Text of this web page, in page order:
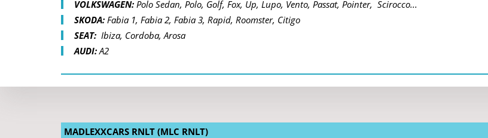
VOLKSWAGEN: Polo Sedan, Polo, Golf, Fox, Up, Lupo, Vento, Passat, Pointer,  Scirocco...
SKODA: Fabia 1, Fabia 2, Fabia 3, Rapid, Roomster, Citigo
SEAT: Ibiza, Cordoba, Arosa
AUDI: A2
MADLEXXCARS RNLT (MLC RNLT)